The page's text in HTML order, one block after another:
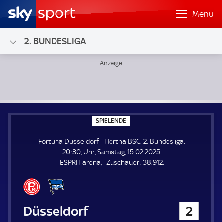
Menü
2. BUNDESLIGA
SPIELENDE
P
E
L
E
N
Fortuna Düsseldorf - Hertha BSC. 2. Bundesliga.
20:30, Uhr, Samstag, 15.02.2025.
ESPRIT arena
Zuschauer: Z
38.912.
Fortuna Düsseldorf 2